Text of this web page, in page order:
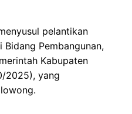
pelantikan
Pembangunan,
Kabupaten
2025), yang